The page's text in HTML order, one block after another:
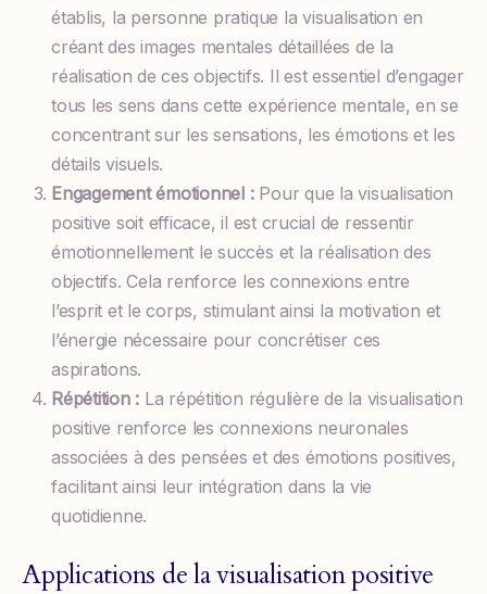
établis, la personne pratique la visualisation en
créant des images mentales détaillées de la
réalisation de ces objectifs. Il est essentiel d’engager
tous les sens dans cette expérience mentale, en se
concentrant sur les sensations, les émotions et les
détails visuels.
Engagement émotionnel :Pour que la visualisation
positive soit efficace, il est crucial de ressentir
émotionnellement le succès et la réalisation des
objectifs. Cela renforce les connexions entre
l’esprit et le corps, stimulant ainsi la motivation et
l’énergie nécessaire pour concrétiser ces
aspirations.
Répétition : La répétition régulière de la visualisation
positive renforce les connexions neuronales
associées à des pensées et des émotions positives,
facilitant ainsi leur intégration dans la vie
quotidienne.
Applications de la visualisation positive